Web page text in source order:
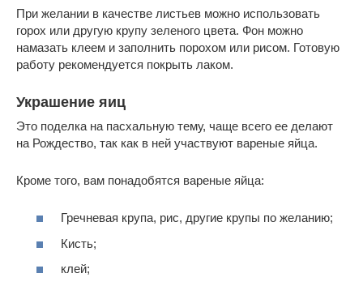
При желании в качестве листьев можно использовать
горох или другую крупу зеленого цвета. Фон можно
намазать клеем и заполнить порохом или рисом. Готовую
работу рекомендуется покрыть лаком.
Украшение яиц
Это поделка на пасхальную тему, чаще всего ее делают
на Рождество, так как в ней участвуют вареные яйца.
Кроме того, вам понадобятся вареные яйца:
Гречневая крупа, рис, другие крупы по желанию;
Кисть;
клей;